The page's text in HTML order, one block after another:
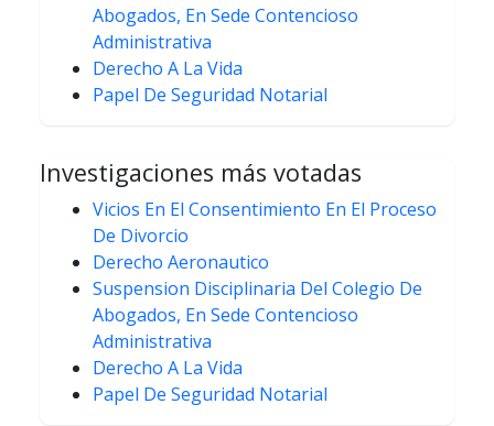
Abogados, En Sede Contencioso
Administrativa
Derecho A La Vida
Papel De Seguridad Notarial
Investigaciones más votadas
Vicios En El Consentimiento En El Proceso
De Divorcio
Derecho Aeronautico
Suspension Disciplinaria Del Colegio De
Abogados, En Sede Contencioso
Administrativa
Derecho A La Vida
Papel De Seguridad Notarial